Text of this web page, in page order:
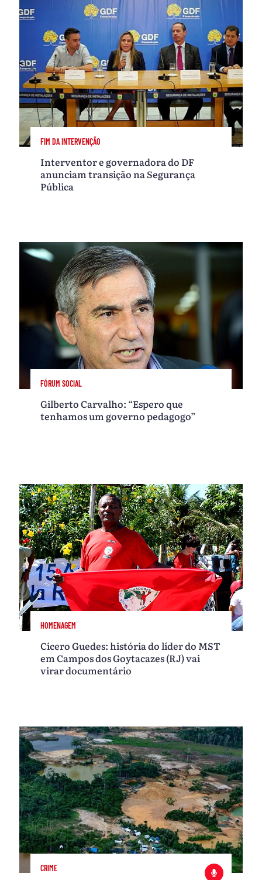
FIM DA INTERVENÇÃO
Interventor e governadora do DF
anunciam transição na Segurança
Pública
FÓRUM SOCIAL
Gilberto Carvalho: “Espero que
tenhamos um governo pedagogo”
HOMENAGEM
Cícero Guedes: história do líder do MST
em Campos dos Goytacazes (RJ) vai
virar documentário
CRIME